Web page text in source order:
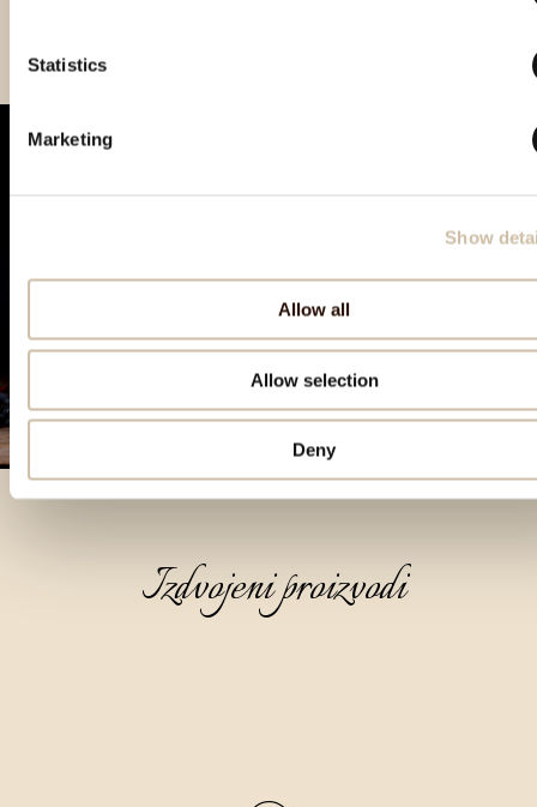
Statistics
Marketing
Show
Allow all
Allow selection
Deny
Izdvojeni proizvodi